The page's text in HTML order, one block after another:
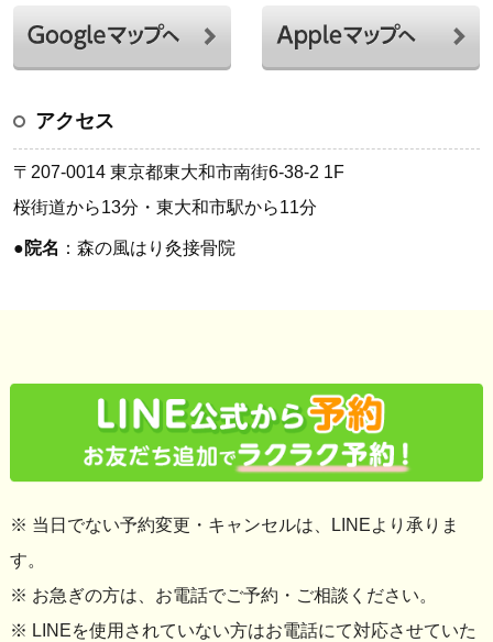
アクセス
〒207-0014 東京都東大和市南街6-38-2 1F
桜街道から13分・東大和市駅から11分
●院名 ：森の風はり灸接骨院
※ 当日でない予約変更・キャンセルは、LINEより承りま
す。
※ お急ぎの方は、お電話でご予約・ご相談ください。
※ LINEを使用されていない方はお電話にて対応させていた